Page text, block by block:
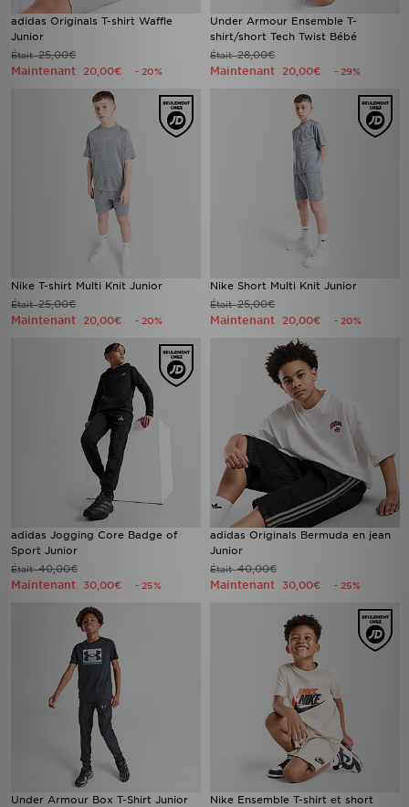
adidas Originals T-shirt Waffle
Junior
Était25,00€
Maintenant 20,00€ - 20%
Under Armour Ensemble T-
shirt/short Tech Twist Bébé
Était28,00€
Maintenant 20,00€ - 29%
Nike T-shirt Multi Knit Junior
Était25,00€
Maintenant 20,00€ - 20%
Nike Short Multi Knit Junior
Était25,00€
Maintenant 20,00€ - 20%
adidas Jogging Core Badge of
Sport Junior
Était40,00€
Maintenant 30,00€ - 25%
adidas Originals Bermuda en jean
Junior
Était40,00€
Maintenant 30,00€ - 25%
Under Armour Box T-Shirt Junior
Nike Ensemble T-shirt et short